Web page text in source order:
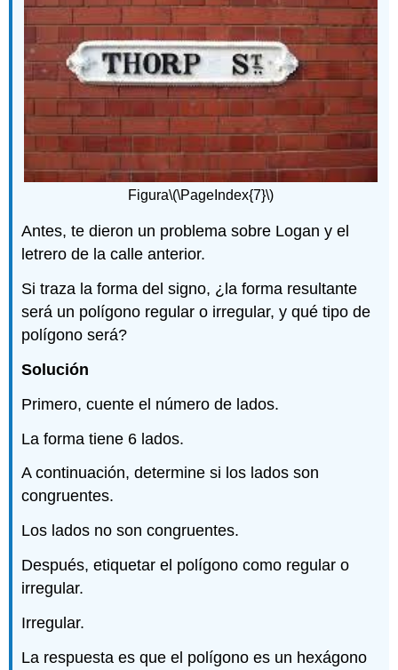
Figura\(\PageIndex{7}\)
Antes, te dieron un problema sobre Logan y el
letrero de la calle anterior.
Si traza la forma del signo, ¿la forma resultante
será un polígono regular o irregular, y qué tipo de
polígono será?
Solución
Primero, cuente el número de lados.
La forma tiene 6 lados.
A continuación, determine si los lados son
congruentes.
Los lados no son congruentes.
Después, etiquetar el polígono como regular o
irregular.
Irregular.
La respuesta es que el polígono es un hexágono